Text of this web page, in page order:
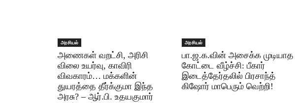
அரசியல்
அணைகள் வறட்சி, அரிசி
விலை உயர்வு, காவிரி
விவகாரம்… மக்களின்
துயரத்தை தீர்க்குமா இந்த
அரசு? – ஆர்.பி. உதயகுமார்
அரசியல்
பா.ஜ.க.வின் அசைக்க முடியாத
கோட்டை வீழ்ச்சி: பீகார்
இடைத்தேர்தலில் பிரசாந்த்
கிஷோர் மாபெரும் வெற்றி!